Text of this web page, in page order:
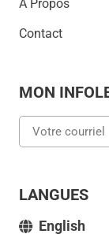
À Propos
Contact
MON
LANGUES
English